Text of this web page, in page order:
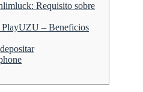
Requisito sobre
PlayUZU – Beneficios